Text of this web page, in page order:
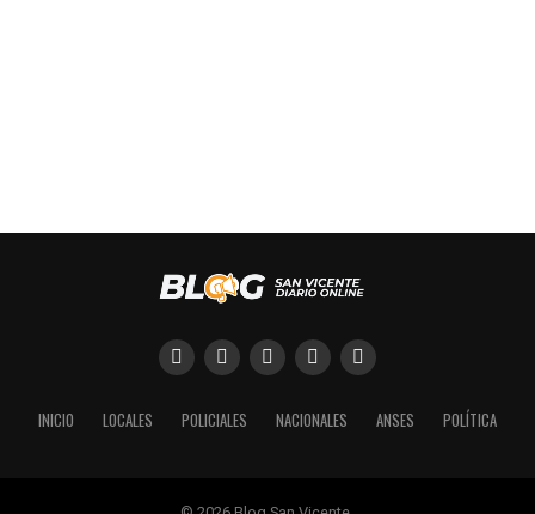
INICIO LOCALES POLICIALES NACIONALES ANSES POLÍTICA